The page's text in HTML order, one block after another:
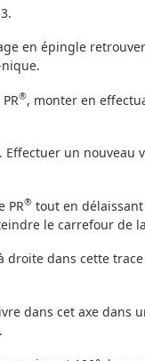
en épingle
®, monter en
un nouveau
PR®tout en délaissant
le carrefour de
dans cette
dans cet axe dans